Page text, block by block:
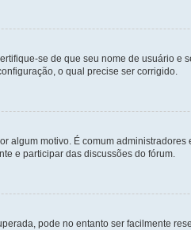
se de que seu nome de usuário
o qual precise ser corrigido.
algum motivo. É comum
e participar das discussões do fórum.
pode no entanto ser facilmente